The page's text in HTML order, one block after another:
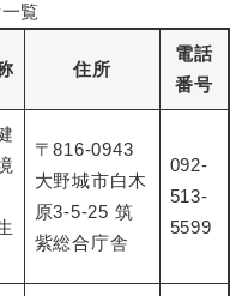
覧
住所
電話
番号
〒816-0943
大野城市白木
原3-5-25 筑
紫総合庁舎
092-
513-
5599